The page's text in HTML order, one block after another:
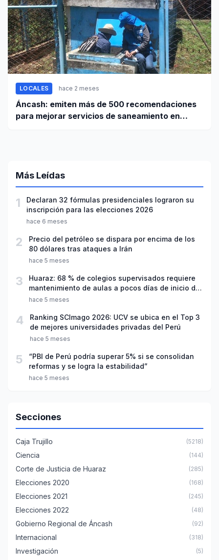
LOCALES hace 2 meses
Áncash: emiten más de 500 recomendaciones
para mejorar servicios de saneamiento en
Más Leídas
1
Declaran 32 fórmulas presidenciales lograron su
inscripción para las elecciones 2026
hace 6 meses
2
Precio del petróleo se dispara por encima de los
80 dólares tras ataques a Irán
hace 5 meses
3
Huaraz: 68 % de colegios supervisados requiere
mantenimiento de aulas a pocos días de inicio del
año escolar 2026
hace 5 meses
4
Ranking SCImago 2026: UCV se ubica en el Top 3
de mejores universidades privadas del Perú
hace 5 meses
5
“PBI de Perú podría superar 5% si se consolidan
reformas y se logra la estabilidad”
hace 5 meses
Secciones
Caja Trujillo (5218)
Ciencia (144)
Corte de Justicia de Huaraz (285)
Elecciones 2020 (168)
Elecciones 2021 (245)
Elecciones 2022 (48)
Gobierno Regional de Áncash (92)
Internacional (318)
Investigación (5)